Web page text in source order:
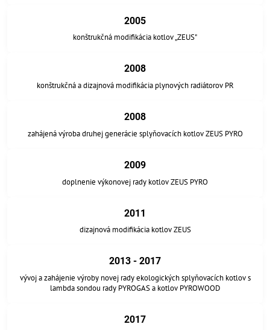
2005
konštrukčná modifikácia kotlov „ZEUS"
2008
konštrukčná a dizajnová modifikácia plynových radiátorov PR
2008
zahájená výroba druhej generácie splyňovacích kotlov ZEUS PYRO
2009
doplnenie výkonovej rady kotlov ZEUS PYRO
2011
dizajnová modifikácia kotlov ZEUS
2013 - 2017
vývoj a zahájenie výroby novej rady ekologických splyňovacích kotlov s
lambda sondou rady PYROGAS a kotlov PYROWOOD
2017